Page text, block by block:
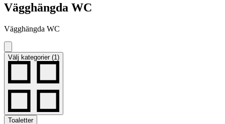
Vägghängda WC
Vägghängda WC
Välj kategorier (1)
Toaletter